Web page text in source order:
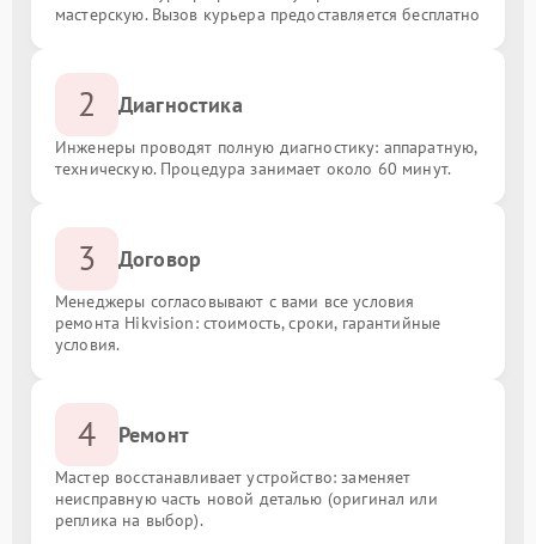
мастерскую. Вызов курьера предоставляется бесплатно
2 Диагностика
Инженеры проводят полную диагностику: аппаратную,
техническую. Процедура занимает около 60 минут.
3 Договор
Менеджеры согласовывают с вами все условия
ремонта Hikvision: стоимость, сроки, гарантийные
условия.
4 Ремонт
Мастер восстанавливает устройство: заменяет
неисправную часть новой деталью (оригинал или
реплика на выбор).